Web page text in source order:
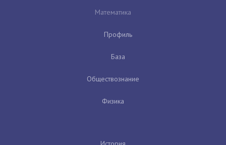
Математика
Профиль
База
Обществознание
Физика